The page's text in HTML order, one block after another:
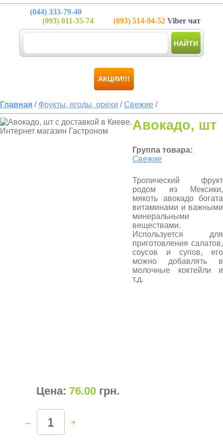
(044) 333-79-40
(093) 011-35-74 (093) 514-94-52 Viber чат
НАЙТИ
АКЦИИ!!!
Главная / Фрукты, ягоды, орехи /Свежие /
Авокадо, шт
Группа товара:
Свежие
Тропический фрукт
родом из Мексики,
мякоть авокадо богата
витаминами и важными
минеральными
веществами.
Используется для
приготовления салатов,
соусов и супов, его
можно добавлять в
молочные коктейли и
т.д.
Цена: 76.00 грн.
– +